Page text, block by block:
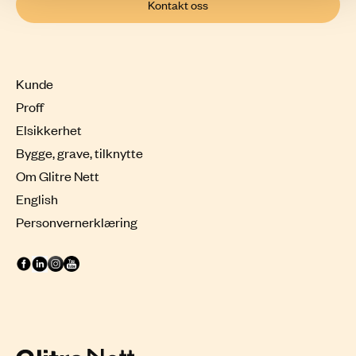
Kunde
Proff
Elsikkerhet
Bygge, grave, tilknytte
Om Glitre Nett
English
Personvernerklæring
Kontakt oss